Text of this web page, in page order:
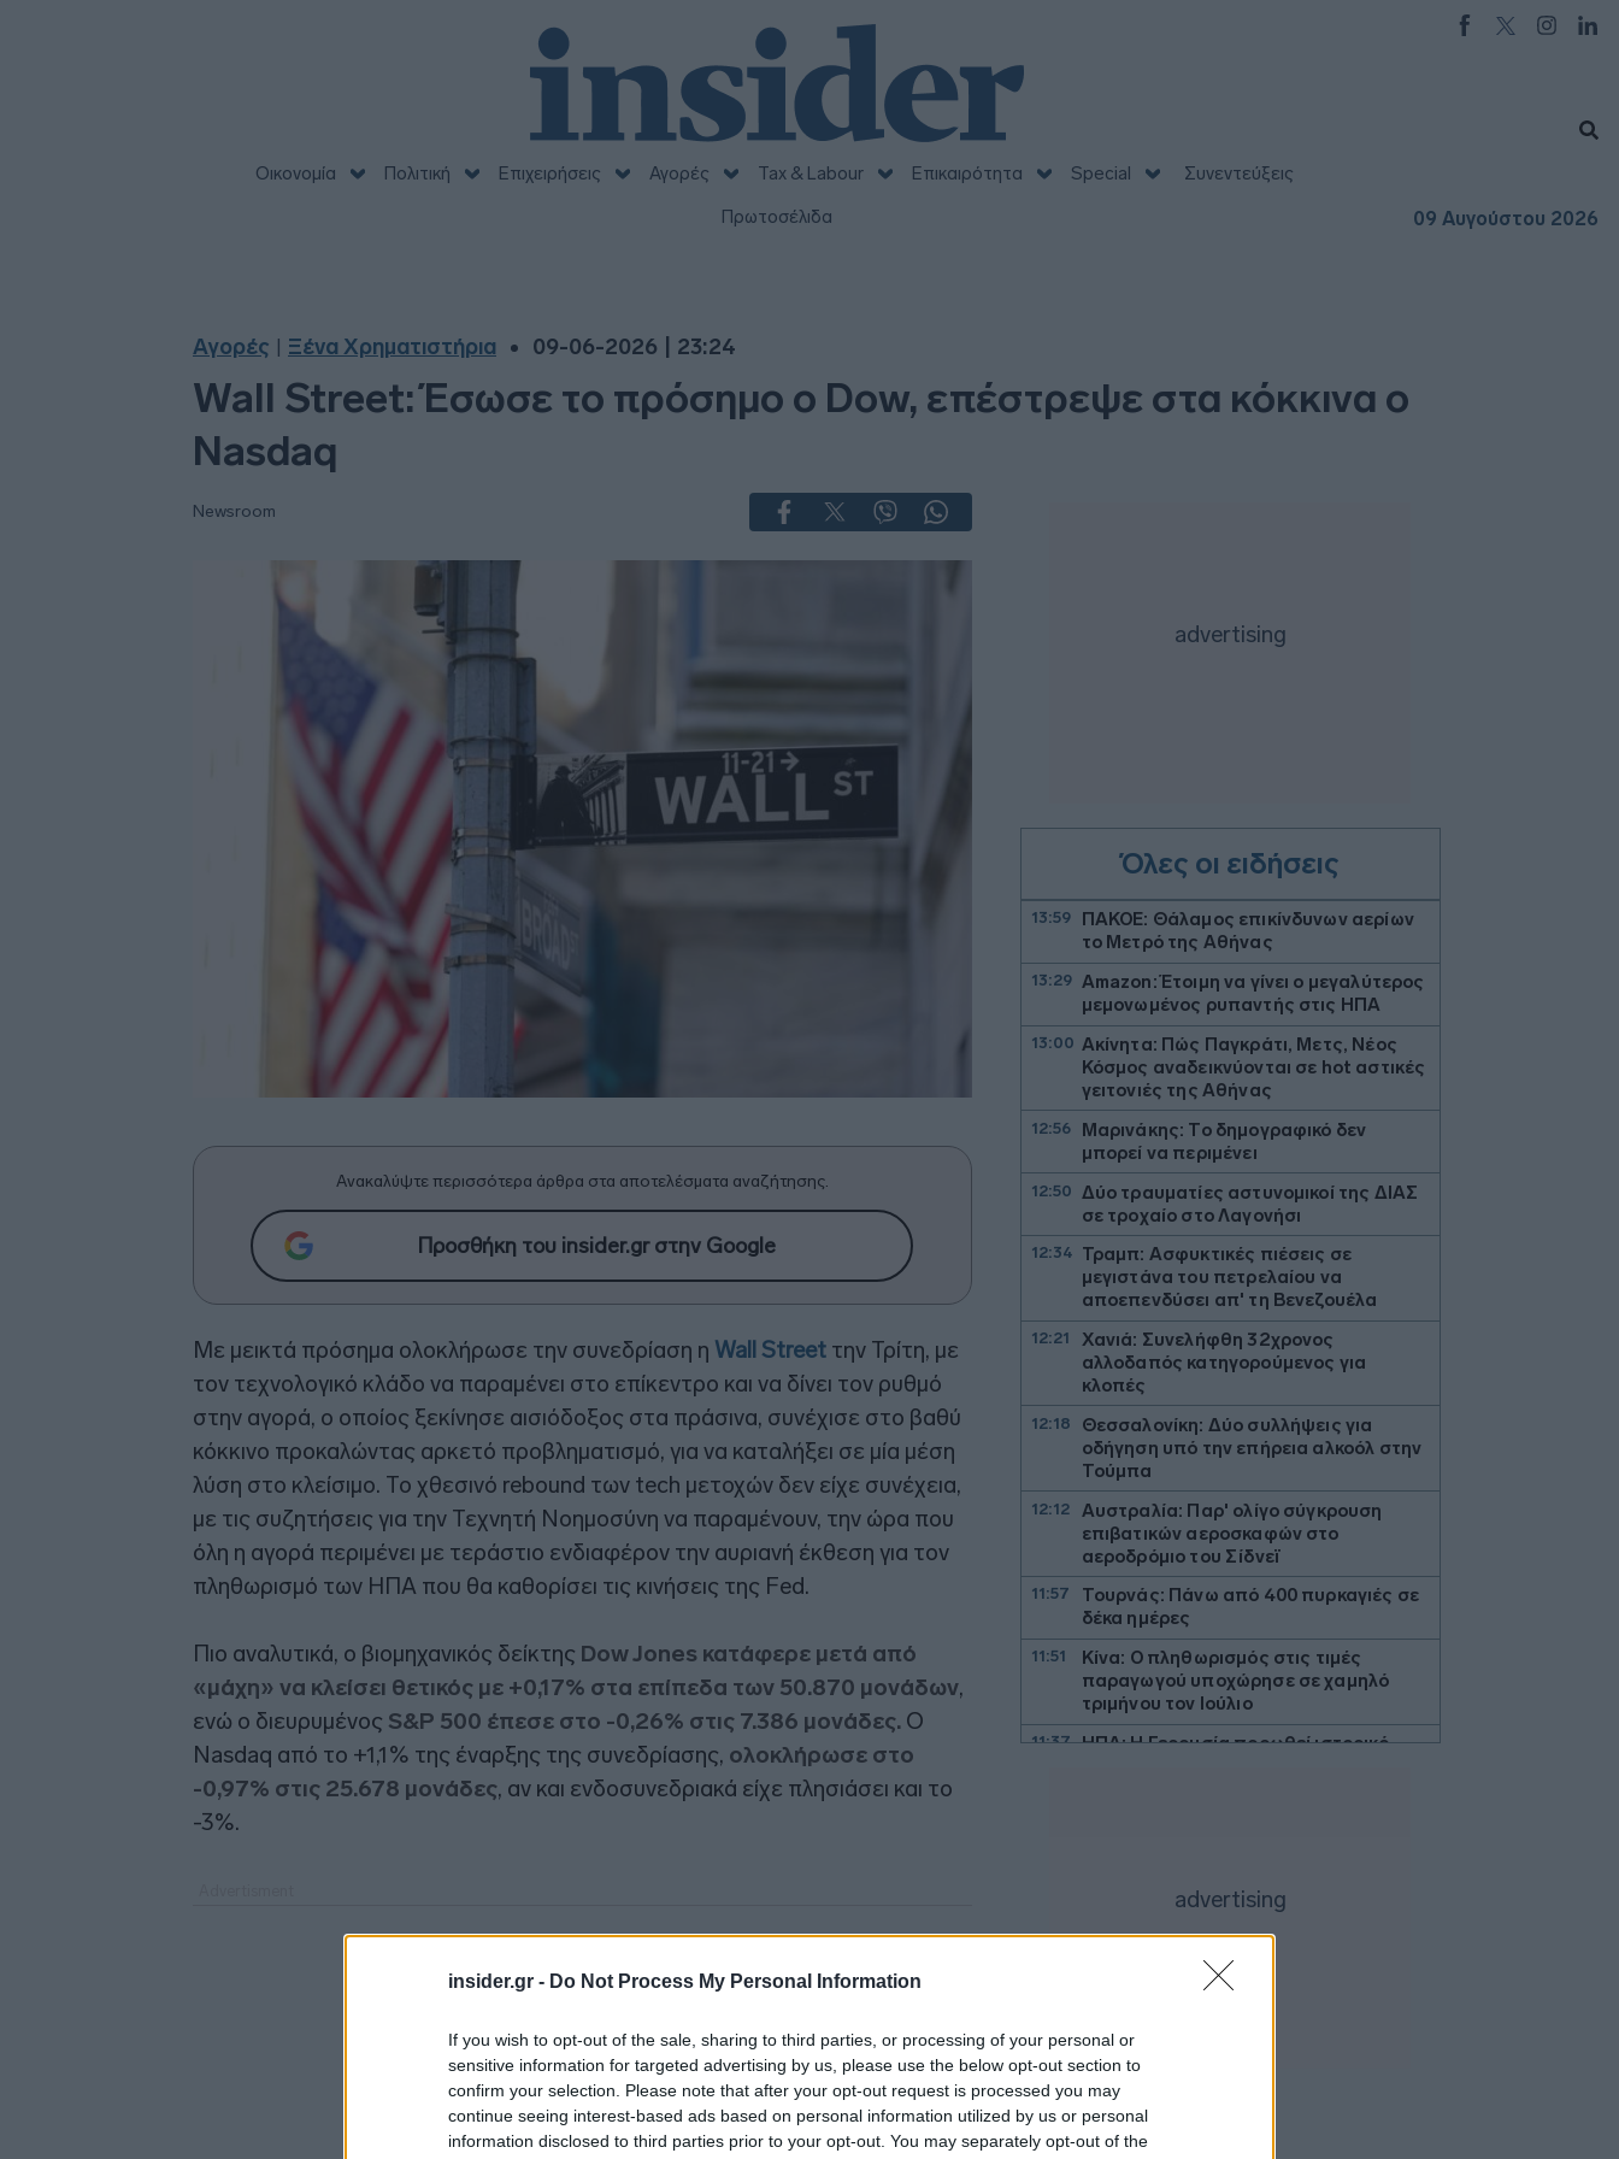
insider.gr - Do Not Process My Personal Information
If you wish to opt-out of the sale, sharing to third parties, or processing of your personal or
sensitive information for targeted advertising by us, please use the below opt-out section to
confirm your selection. Please note that after your opt-out request is processed you may
continue seeing interest-based ads based on personal information utilized by us or personal
information disclosed to third parties prior to your opt-out. You may separately opt-out of the
Οικονομία Πολιτική Επιχειρήσεις Αγορές Tax & Labour Επικαιρότητα Special
Συνεντεύξεις
Πρωτοσέλιδα
09 Αυγούστου 2026
Αγορές Ξένα Χρηματιστήρια 09-06-2026 | 23:24
Wall Street: Έσωσε το πρόσημο ο Dow, επέστρεψε στα κόκκινα ο
Nasdaq
Newsroom
Ανακαλύψτε περισσότερα άρθρα στα αποτελέσματα αναζήτησης.
Προσθήκη του insider.gr στην Google
Με μεικτά πρόσημα ολοκλήρωσε την συνεδρίαση η Wall Street την Τρίτη, με
τον τεχνολογικό κλάδο να παραμένει στο επίκεντρο και να δίνει τον ρυθμό
στην αγορά, ο οποίος ξεκίνησε αισιόδοξος στα πράσινα, συνέχισε στο βαθύ
κόκκινο προκαλώντας αρκετό προβληματισμό, για να καταλήξει σε μία μέση
λύση στο κλείσιμο. Το χθεσινό rebound των tech μετοχών δεν είχε συνέχεια,
με τις συζητήσεις για την Τεχνητή Νοημοσύνη να παραμένουν, την ώρα που
όλη η αγορά περιμένει με τεράστιο ενδιαφέρον την αυριανή έκθεση για τον
πληθωρισμό των ΗΠΑ που θα καθορίσει τις κινήσεις της Fed.
Πιο αναλυτικά, ο βιομηχανικός δείκτης Dow Jones κατάφερε μετά από
«μάχη» να κλείσει θετικός με +0,17% στα επίπεδα των 50.870 μονάδων,
ενώ ο διευρυμένος S&P 500 έπεσε στο -0,26% στις 7.386 μονάδες. Ο
Nasdaq από το +1,1% της έναρξης της συνεδρίασης, ολοκλήρωσε στο
-0,97% στις 25.678 μονάδες, αν και ενδοσυνεδριακά είχε πλησιάσει και το
-3%.
Όλες οι ειδήσεις
13:59
ΠΑΚΟΕ: Θάλαμος επικίνδυνων αερίων
το Μετρό της Αθήνας
13:29 Amazon: Έτοιμη να γίνει ο μεγαλύτερος
μεμονωμένος ρυπαντής στις ΗΠΑ
13:00 Ακίνητα: Πώς Παγκράτι, Μετς, Νέος
Κόσμος αναδεικνύονται σε hot αστικές
γειτονιές της Αθήνας
12:56
Μαρινάκης: Το δημογραφικό δεν
μπορεί να περιμένει
12:50
Δύο τραυματίες αστυνομικοί της ΔΙΑΣ
σε τροχαίο στο Λαγονήσι
12:34
Τραμπ: Ασφυκτικές πιέσεις σε
μεγιστάνα του πετρελαίου να
αποεπενδύσει απ' τη Βενεζουέλα
12:21
Χανιά: Συνελήφθη 32χρονος
αλλοδαπός κατηγορούμενος για
κλοπές
12:18
Θεσσαλονίκη: Δύο συλλήψεις για
οδήγηση υπό την επήρεια αλκοόλ στην
Τούμπα
12:12
Αυστραλία: Παρ' ολίγο σύγκρουση
επιβατικών αεροσκαφών στο
αεροδρόμιο του Σίδνεϊ
11:57
Τουρνάς: Πάνω από 400 πυρκαγιές σε
δέκα ημέρες
11:51
Κίνα: Ο πληθωρισμός στις τιμές
παραγωγού υποχώρησε σε χαμηλό
τριμήνου τον Ιούλιο
11:37 ΗΠΑ: Η Γερουσία προωθεί ιστορικό
Τουρκία: Ζητεί από τη Ρωσία και την
Ουκρανία «μορατόριουμ» στις
τραυματίες σε τροχαίο
10:48 Υεμένη: Οι Χούθι ανακοίνωσαν ότι
έπληξαν σαουδαραβικό διυλιστήριο
στην ακτή της Ερυθράς Θάλασσας